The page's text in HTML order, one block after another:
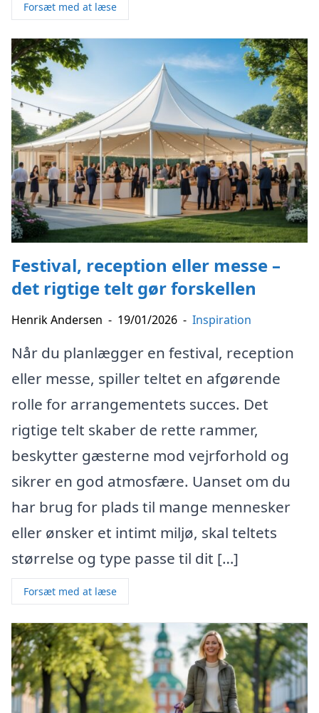
Forsæt med at læse
Festival, reception eller messe –
det rigtige telt gør forskellen
Henrik Andersen - 19/01/2026 - Inspiration
Når du planlægger en festival, reception
eller messe, spiller teltet en afgørende
rolle for arrangementets succes. Det
rigtige telt skaber de rette rammer,
beskytter gæsterne mod vejrforhold og
sikrer en god atmosfære. Uanset om du
har brug for plads til mange mennesker
eller ønsker et intimt miljø, skal teltets
størrelse og type passe til dit […]
Forsæt med at læse